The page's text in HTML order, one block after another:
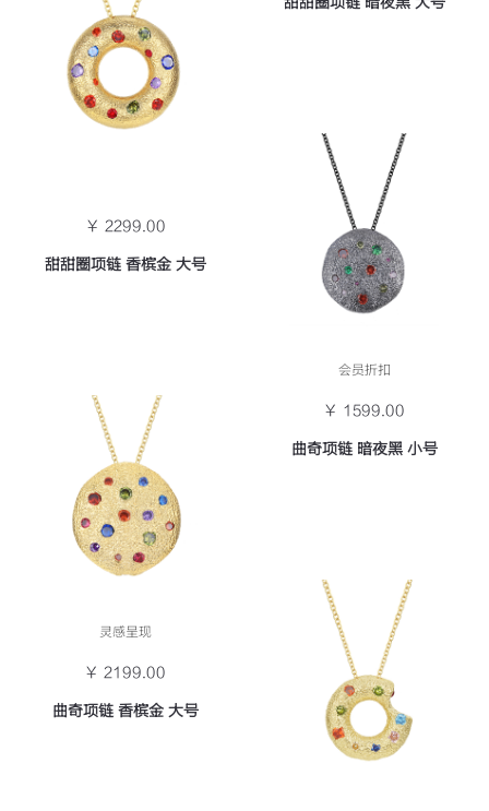
￥ 2299.00
甜甜圈项链 香槟金 大号
会员折扣
￥ 1599.00
曲奇项链 暗夜黑 小号
灵感呈现
￥ 2199.00
曲奇项链 香槟金 大号